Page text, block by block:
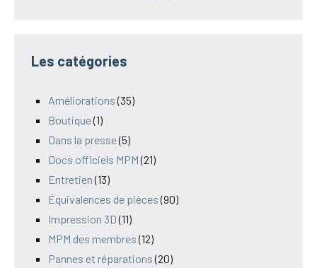
Les catégories
Améliorations(35)
Boutique(1)
Dans la presse(5)
Docs officiels MPM(21)
Entretien(13)
Équivalences de pièces(90)
Impression 3D(11)
MPM des membres(12)
Pannes et réparations(20)